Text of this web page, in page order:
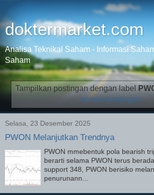
doktermarket.com
Analisa Teknikal Saham - Informasi
Saham
Tampilkan postingan dengan label
semua postingan
Selasa, 23 Desember 2025
PWON Melanjutkan Trendnya
PWON mmebentuk pola bearish
berarti selama PWON terus
support 348, PWON berisiko
penurunann...